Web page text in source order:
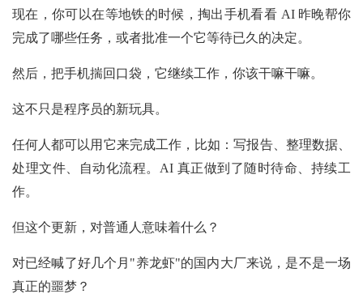
现在，你可以在等地铁的时候，掏出手机看看 AI 昨晚帮你
完成了哪些任务，或者批准一个它等待已久的决定。
然后，把手机揣回口袋，它继续工作，你该干嘛干嘛。
这不只是程序员的新玩具。
任何人都可以用它来完成工作，比如：写报告、整理数据、
处理文件、自动化流程。AI 真正做到了随时待命、持续工
作。
但这个更新，对普通人意味着什么？
对已经喊了好几个月"养龙虾"的国内大厂来说，是不是一场
真正的噩梦？